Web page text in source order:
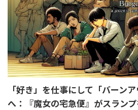
「好き」を仕事にして「バーン
へ：『魔女の宅急便』がスラン